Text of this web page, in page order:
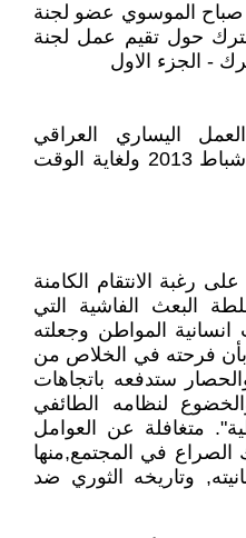
صباح الموسوي عضو لجنة
حول تقيم عمل لجنة
- الجزء الاول
اليساري العراقي
المشترك منذ تأسيسها في 1 شباط 2013 ولغاية الوقت
رغبة الانتقام الكامنة
البعث الفاشية التي
المواطن وجعلته
بأن فرحته في الخلاص من
ستدفعه باتجاهات
لنظامه الطائفي
متغافلة عن العوامل
الصراع في المجتمع,منها
وتاريخه الثوري ضد